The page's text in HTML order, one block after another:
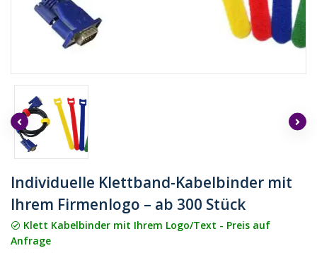
Individuelle Klettband-Kabelbinder mit
Ihrem Firmenlogo – ab 300 Stück
Klett Kabelbinder mit Ihrem Logo/Text - Preis auf
Anfrage